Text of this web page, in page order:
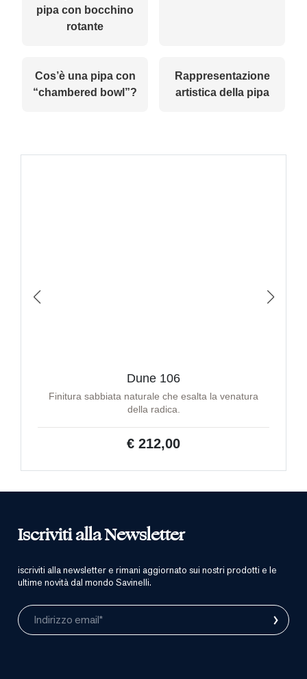
pipa con bocchino
rotante
Cos’è una pipa con
“chambered bowl”?
Rappresentazione
artistica della pipa
Dune 106
Finitura sabbiata naturale che esalta la venatura
della radica.
€ 212,00
Iscriviti alla Newsletter
iscriviti alla newsletter e rimani aggiornato sui nostri prodotti e le
ultime novità dal mondo Savinelli.
Indirizzo email* ›